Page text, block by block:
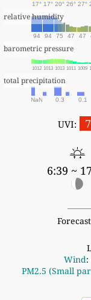
17° 17° 20° 26° 27°
relative humidity
94 94 75 47 47
barometric pressure
1012 1013 1013 1011 1009
total precipitation
NaN 0.3 0.1
UVI: 7
6:39 ~
Wind
PM2.5 (Small